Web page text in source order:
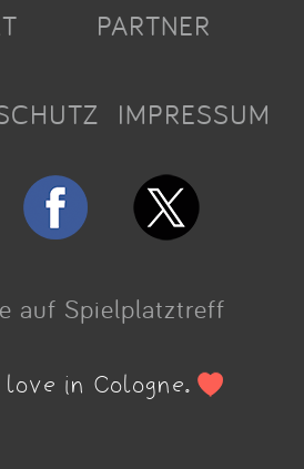
PARTNER
IMPRESSUM
auf Spielplatztreff
love in Cologne.